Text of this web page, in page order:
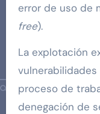
error de uso de
free).
La explotación
proceso de
denegación de